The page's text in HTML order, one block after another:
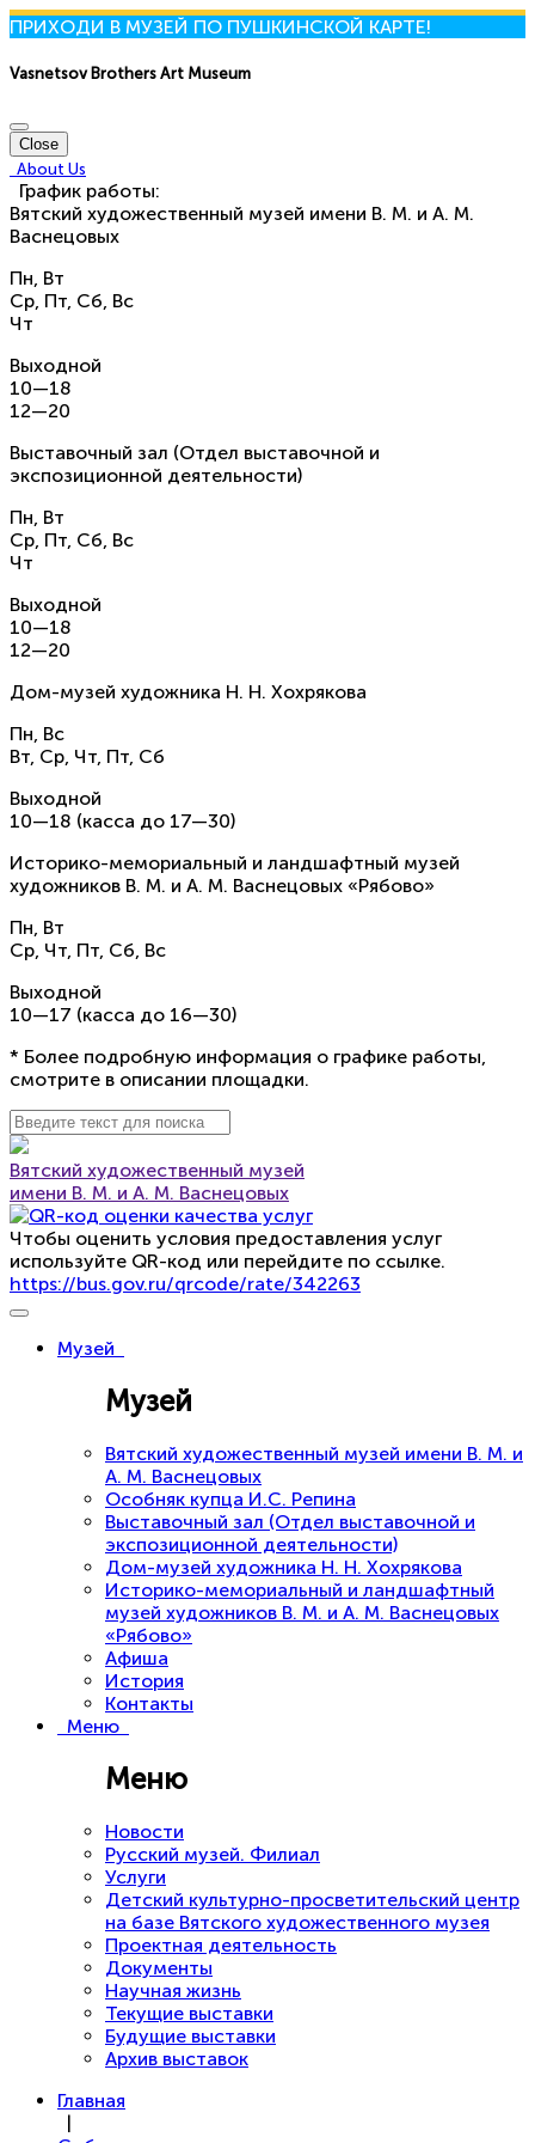
ПРИХОДИ В МУЗЕЙ ПО ПУШКИНСКОЙ КАРТЕ!
Vasnetsov Brothers Art Museum
Close
About Us
График работы:
Вятский художественный музей имени В. М. и А. М.
Васнецовых
Пн, Вт
Ср, Пт, Сб, Вс
Чт
Выходной
10—18
12—20
Выставочный зал (Отдел выставочной и
экспозиционной деятельности)
Пн, Вт
Ср, Пт, Сб, Вс
Чт
Выходной
10—18
12—20
Дом-музей художника Н. Н. Хохрякова
Пн, Вс
Вт, Ср, Чт, Пт, Сб
Выходной
10—18 (касса до 17—30)
Историко-мемориальный и ландшафтный музей
художников В. М. и А. М. Васнецовых «Рябово»
Пн, Вт
Ср, Чт, Пт, Сб, Вс
Выходной
10—17 (касса до 16—30)
* Более подробную информация о графике работы,
смотрите в описании площадки.
Вятский художественный музей
имени В. М. и А. М. Васнецовых
Чтобы оценить условия предоставления услуг
используйте QR-код или перейдите по ссылке.
https://bus.gov.ru/qrcode/rate/342263
Музей
Музей
Вятский художественный музей имени В. М. и
А. М. Васнецовых
Особняк купца И.С. Репина
Выставочный зал (Отдел выставочной и
экспозиционной деятельности)
Дом-музей художника Н. Н. Хохрякова
Историко-мемориальный и ландшафтный
музей художников В. М. и А. М. Васнецовых
«Рябово»
Афиша
История
Контакты
Меню
Меню
Новости
Русский музей. Филиал
Услуги
Детский культурно-просветительский центр
на базе Вятского художественного музея
Проектная деятельность
Документы
Научная жизнь
Текущие выставки
Будущие выставки
Архив выставок
Главная
|